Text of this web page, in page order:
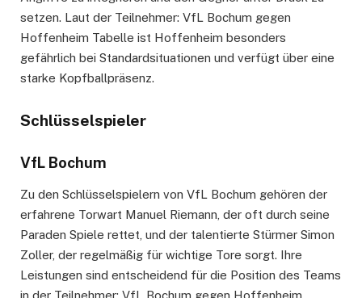
setzen. Laut der Teilnehmer: VfL Bochum gegen
Hoffenheim Tabelle ist Hoffenheim besonders
gefährlich bei Standardsituationen und verfügt über eine
starke Kopfballpräsenz.
Schlüsselspieler
VfL Bochum
Zu den Schlüsselspielern von VfL Bochum gehören der
erfahrene Torwart Manuel Riemann, der oft durch seine
Paraden Spiele rettet, und der talentierte Stürmer Simon
Zoller, der regelmäßig für wichtige Tore sorgt. Ihre
Leistungen sind entscheidend für die Position des Teams